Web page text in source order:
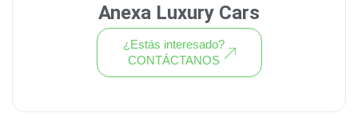
Anexa Luxury Cars
¿Estás interesado?
CONTÁCTANOS